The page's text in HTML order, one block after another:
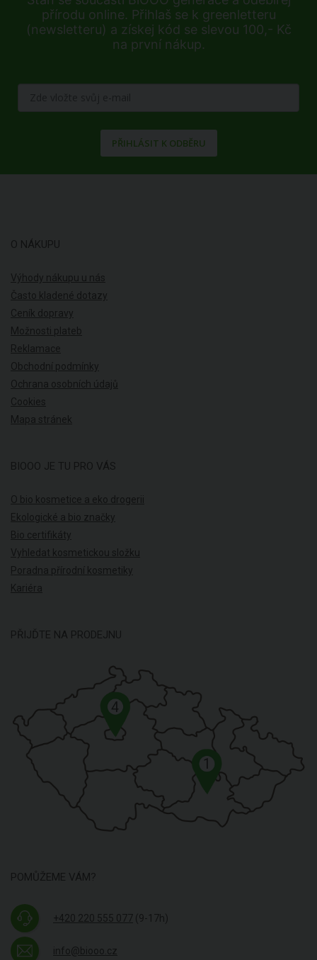
přírodu online. Přihlaš se k greenletteru
(newsletteru) a získej kód se slevou 100,- Kč
na první nákup.
PŘIHLÁSIT K ODBĚRU
O NÁKUPU
Výhody nákupu u nás
Často kladené dotazy
Ceník dopravy
Možnosti plateb
Reklamace
Obchodní podmínky
Ochrana osobních údajů
Cookies
Mapa stránek
BIOOO JE TU PRO VÁS
O bio kosmetice a eko drogerii
Ekologické a bio značky
Bio certifikáty
Vyhledat kosmetickou složku
Poradna přírodní kosmetiky
Kariéra
PŘIJĎTE NA PRODEJNU
1
4
POMŮŽEME VÁM?
+420 220 555 077 (9-17h)
info@biooo.cz